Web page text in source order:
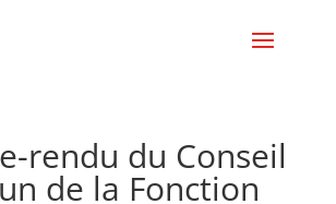
rendu du Conseil
de la Fonction